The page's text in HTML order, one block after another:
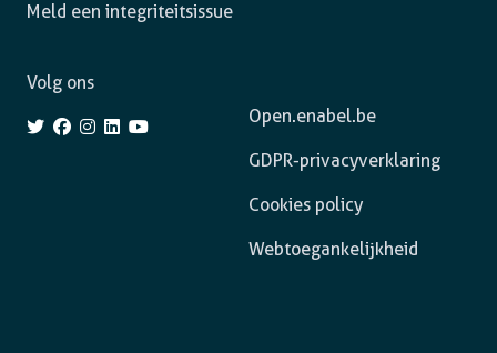
Meld een integriteitsissue
Open.enabel.be
GDPR-privacyverklaring
Cookies policy
Webtoegankelijkheid
Volg ons